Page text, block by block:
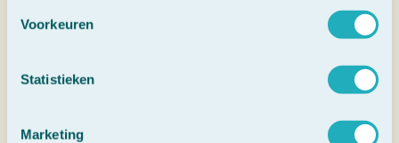
Voorkeuren
Statistieken
Marketing
2. Waarvoor kun je Bach Bloesems